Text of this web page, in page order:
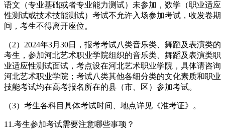
语文（专业基础或者专业能力测试）未参加，数学（职业适应
性测试或技术技能测试）考试不允许入场参加考试，收发卷期
间，考生不得离开座位。
（2）2024年3月30日，报考考试八类音乐类、舞蹈及表演类的
考生，参加河北艺术职业学院组织的音乐类、舞蹈及表演类职
业适应性测试面试，考点设在河北艺术职业学院，具体请咨询
河北艺术职业学院；考试八类其他各细分类的文化素质和职业
技能考试均在高考报名所在的县（市、区）参加考试。
（3）考生各科目具体考试时间、地点详见《准考证》。
11.考生参加考试需要注意哪些事项？